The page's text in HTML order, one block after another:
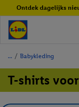
Ontdek dagelijks
/ Babykleding
T-shirts